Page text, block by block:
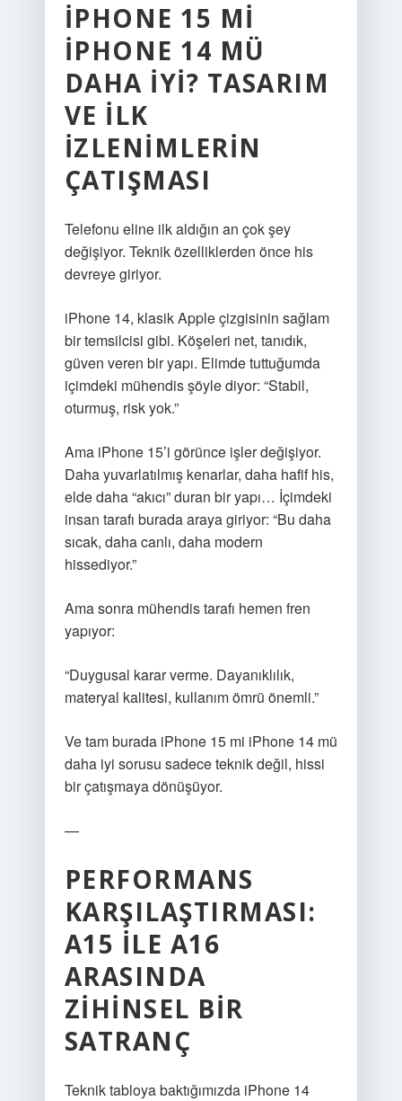
IPHONE 15 MI
IPHONE 14 MÜ
DAHA IYI? TASARIM
VE ILK
IZLENIMLERIN
ÇATIŞMASI
Telefonu eline ilk aldığın an çok şey
değişiyor. Teknik özelliklerden önce his
devreye giriyor.
iPhone 14, klasik Apple çizgisinin sağlam
bir temsilcisi gibi. Köşeleri net, tanıdık,
güven veren bir yapı. Elimde tuttuğumda
içimdeki mühendis şöyle diyor: “Stabil,
oturmuş, risk yok.”
Ama iPhone 15’i görünce işler değişiyor.
Daha yuvarlatılmış kenarlar, daha hafif his,
elde daha “akıcı” duran bir yapı… İçimdeki
insan tarafı burada araya giriyor: “Bu daha
sıcak, daha canlı, daha modern
hissediyor.”
Ama sonra mühendis tarafı hemen fren
yapıyor:
“Duygusal karar verme. Dayanıklılık,
materyal kalitesi, kullanım ömrü önemli.”
Ve tam burada iPhone 15 mi iPhone 14 mü
daha iyi sorusu sadece teknik değil, hissi
bir çatışmaya dönüşüyor.
—
PERFORMANS
KARŞILAŞTIRMASI:
A15 ILE A16
ARASINDA
ZIHINSEL BIR
SATRANÇ
Teknik tabloya baktığımızda iPhone 14